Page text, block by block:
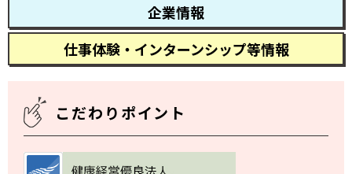
企業情報
仕事体験・インターンシップ等情報
こだわりポイント